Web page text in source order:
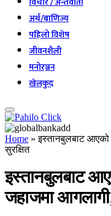
अर्थ/बाणिज्य
पहिलो विशेष
जीवनशैली
मनोरञ्जन
खेलकुद
Home »इस्तानबुलबाट आएको
सुरक्षित
इस्तानबुलबाट
जहाजमा